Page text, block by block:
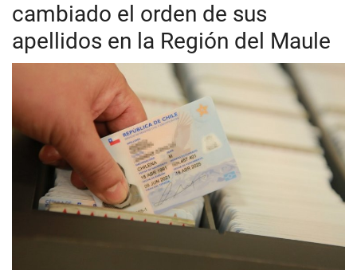
Crónica
Policial
Tribunales
Deporte
Política
cambiado el orden de sus
apellidos en la Región del Maule